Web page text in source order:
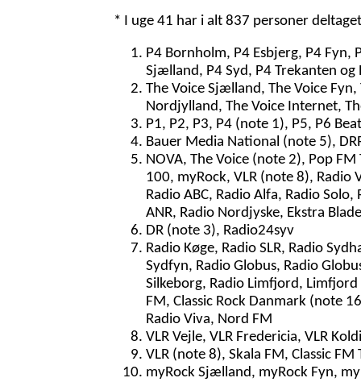
* I uge 41 har i alt 837 personer
P4 Bornholm, P4 Esbjerg, P4
Sjælland, P4 Syd, P4 Trekanten
The Voice Sjælland, The Voice
Nordjylland, The Voice Internet,
P1, P2, P3, P4 (note 1), P5, P6
Bauer Media National (note 5),
NOVA, The Voice (note 2), Pop
100, myRock, VLR (note 8), Radio
Radio ABC, Radio Alfa, Radio
ANR, Radio Nordjyske, Ekstra
DR (note 3), Radio24syv
Radio Køge, Radio SLR, Radio
Sydfyn, Radio Globus, Radio
Silkeborg, Radio Limfjord,
FM, Classic Rock Danmark (note
Radio Viva, Nord FM
VLR Vejle, VLR Fredericia, VLR
VLR (note 8), Skala FM, Classic
myRock Sjælland, myRock Fyn,